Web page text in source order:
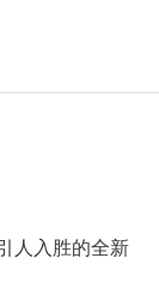
人入胜的全新